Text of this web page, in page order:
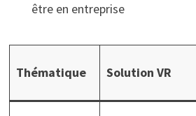
être en entreprise
Thématique Solution VR